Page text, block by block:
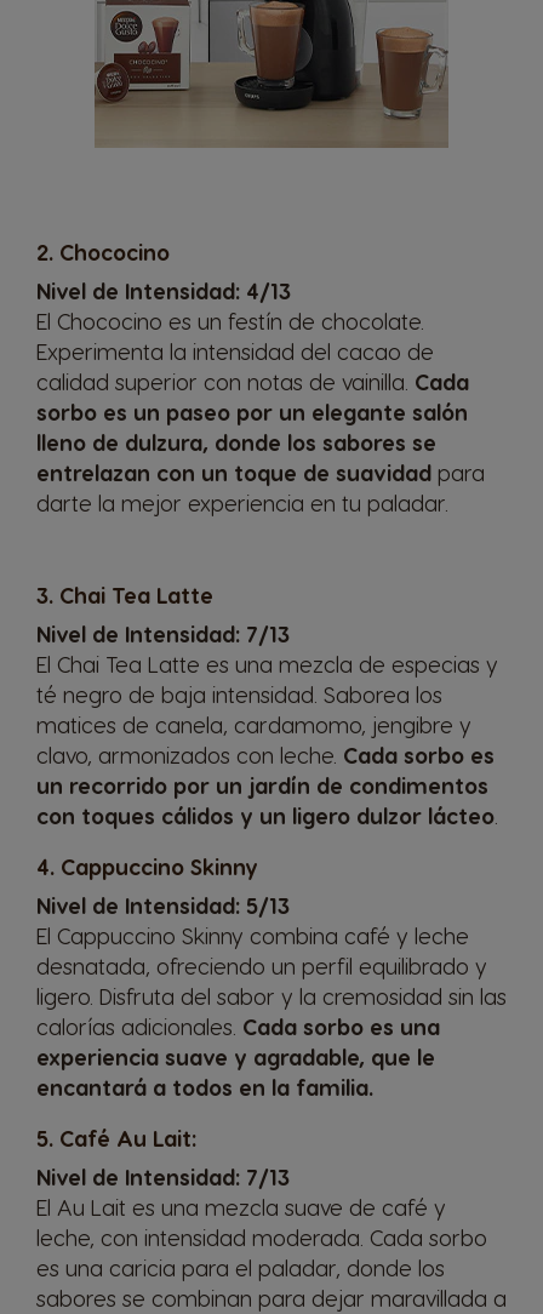
2. Chococino
Nivel de Intensidad: 4/13
El Chococino es un festín de chocolate.
Experimenta la intensidad del cacao de
calidad superior con notas de vainilla. Cada
sorbo es un paseo por un elegante salón
lleno de dulzura, donde los sabores se
entrelazan con un toque de suavidad para
darte la mejor experiencia en tu paladar.
3. Chai Tea Latte
Nivel de Intensidad: 7/13
El Chai Tea Latte es una mezcla de especias y
té negro de baja intensidad. Saborea los
matices de canela, cardamomo, jengibre y
clavo, armonizados con leche. Cada sorbo es
un recorrido por un jardín de condimentos
con toques cálidos y un ligero dulzor lácteo
4. Cappuccino Skinny
Nivel de Intensidad: 5/13
El Cappuccino Skinny combina café y leche
desnatada, ofreciendo un perfil equilibrado y
ligero. Disfruta del sabor y la cremosidad sin las
calorías adicionales. Cada sorbo es una
experiencia suave y agradable, que le
encantará a todos en la familia.
5. Café Au Lait:
Nivel de Intensidad: 7/13
El Au Lait es una mezcla suave de café y
leche, con intensidad moderada. Cada sorbo
es una caricia para el paladar, donde los
sabores se combinan para dejar maravillada a